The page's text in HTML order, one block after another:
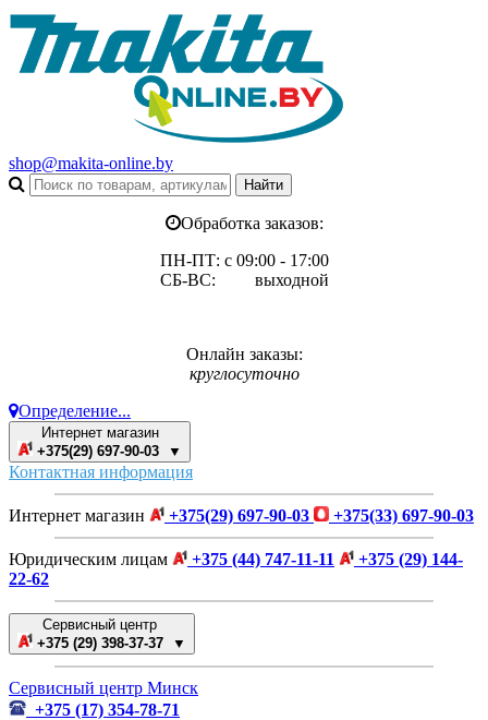
shop@makita-online.by
Обработка заказов:
ПН-ПТ: с 09:00 - 17:00
СБ-ВС: выходной
Онлайн заказы:
круглосуточно
Определение...
Интернет магазин
+375(29) 697-90-03 ▼
Контактная информация
Интернет магазин +375(29) 697-90-03 +375(33) 697-90-03
Юридическим лицам +375 (44) 747-11-11
+375 (29) 144-
22-62
Сервисный центр
+375 (29) 398-37-37 ▼
Сервисный центр Минск
+375 (17) 354-78-71